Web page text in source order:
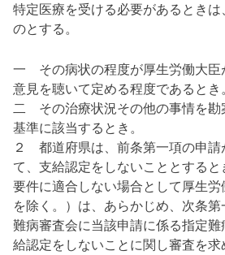
特定医療を受ける必要があるとき
のとする。
一 その病状の程度が厚生労働大臣
意見を聴いて定める程度であるとき
二 その治療状況その他の事情を勘
基準に該当するとき。
２ 都道府県は、前条第一項の申請
て、支給認定をしないこととする
要件に適合しない場合として厚生
を除く。）は、あらかじめ、次条
難病審査会に当該申請に係る指定
給認定をしないことに関し審査を